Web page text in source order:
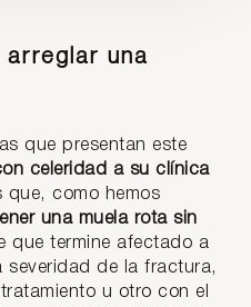
arreglar una
que presentan este
celeridad a su clínica
que, como hemos
una muela rota sin
que termine afectado a
severidad de la fractura,
u otro con el